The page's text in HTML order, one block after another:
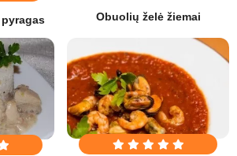
Obuolių želė žiemai